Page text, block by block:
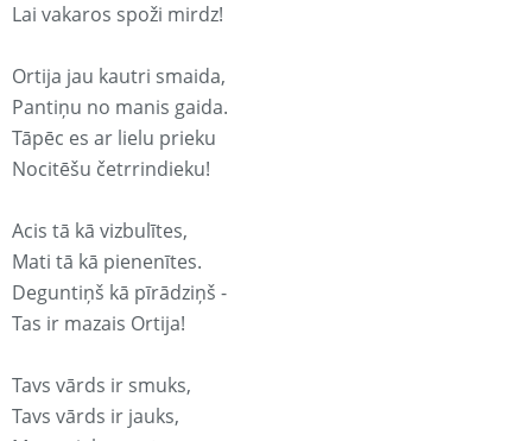
Lai vakaros spoži mirdz!
Ortija jau kautri smaida,
Pantiņu no manis gaida.
Tāpēc es ar lielu prieku
Nocitēšu četrrindieku!
Acis tā kā vizbulītes,
Mati tā kā pienenītes.
Deguntiņš kā pīrādziņš -
Tas ir mazais Ortija!
Tavs vārds ir smuks,
Tavs vārds ir jauks,